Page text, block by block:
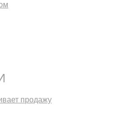
продажу